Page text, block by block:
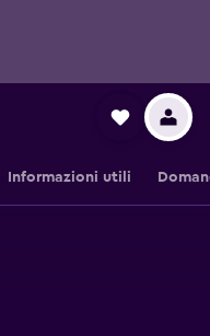
Informazioni utili